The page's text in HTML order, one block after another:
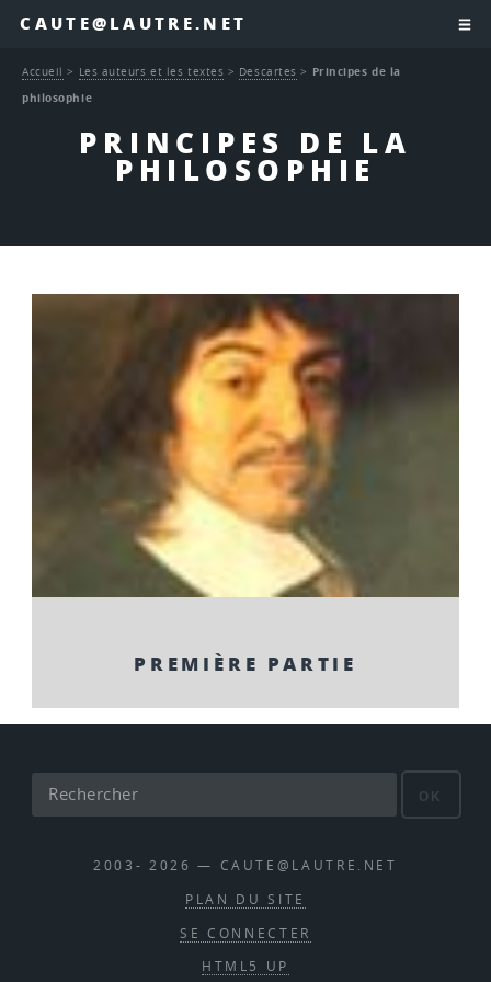
CAUTE@LAUTRE.NET
PRINCIPES DE LA
PHILOSOPHIE
Accueil > Les auteurs et les textes > Descartes > Principes de la
philosophie
PREMIÈRE PARTIE
OK
2003- 2026 — CAUTE@LAUTRE.NET
PLAN DU SITE
SE CONNECTER
HTML5 UP